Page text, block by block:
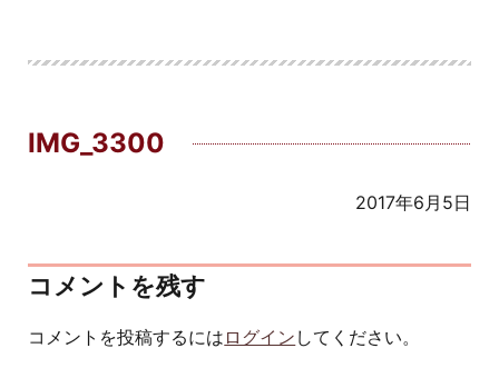
IMG_3300
2017年6月5日
コメントを残す
コメントを投稿するには ログイン してください。